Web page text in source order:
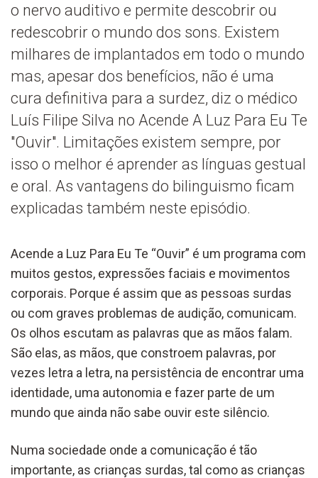
o nervo auditivo e permite descobrir ou
redescobrir o mundo dos sons. Existem
milhares de implantados em todo o mundo
mas, apesar dos benefícios, não é uma
cura definitiva para a surdez, diz o médico
Luís Filipe Silva no Acende A Luz Para Eu Te
"Ouvir". Limitações existem sempre, por
isso o melhor é aprender as línguas gestual
e oral. As vantagens do bilinguismo ficam
explicadas também neste episódio.
Acende a Luz Para Eu Te “Ouvir” é um programa com
muitos gestos, expressões faciais e movimentos
corporais. Porque é assim que as pessoas surdas
ou com graves problemas de audição, comunicam.
Os olhos escutam as palavras que as mãos falam.
São elas, as mãos, que constroem palavras, por
vezes letra a letra, na persistência de encontrar uma
identidade, uma autonomia e fazer parte de um
mundo que ainda não sabe ouvir este silêncio.
Numa sociedade onde a comunicação é tão
importante, as crianças surdas, tal como as crianças